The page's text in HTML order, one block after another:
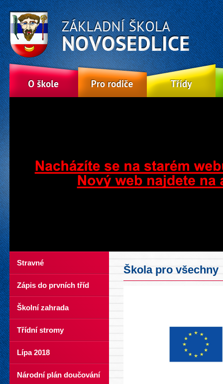
Stravné
Zápis do prvních tříd
Školní zahrada
Třídní stromy
Lípa 2018
Národní plán doučování
Škola pro všechny